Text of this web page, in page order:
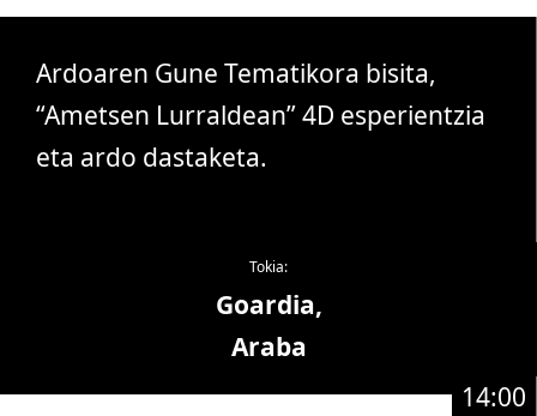
Ardoaren Gune Tematikora bisita,
“Ametsen Lurraldean” 4D esperientzia
eta ardo dastaketa.
Tokia:
Goardia,
Araba
14:00